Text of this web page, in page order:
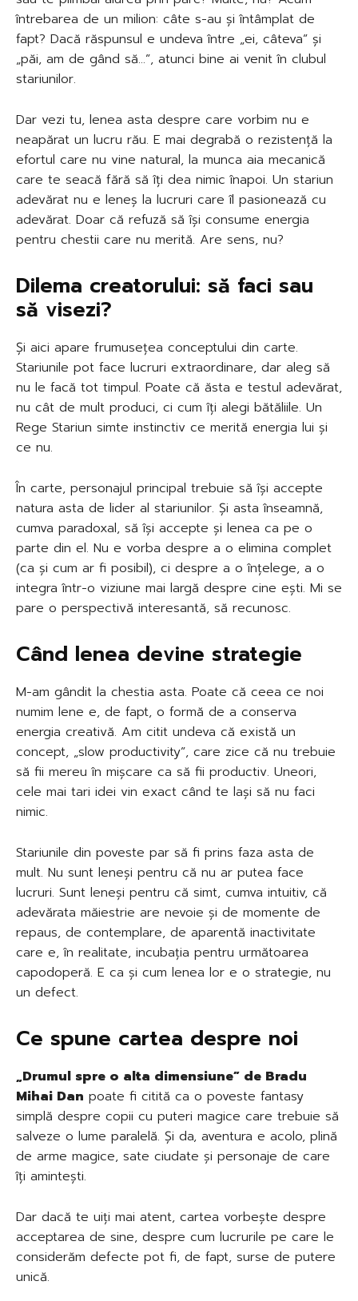
întrebarea de un milion: câte s-au și întâmplat de
fapt? Dacă răspunsul e undeva între „ei, câteva” și
„păi, am de gând să…”, atunci bine ai venit în clubul
stariunilor.
Dar vezi tu, lenea asta despre care vorbim nu e
neapărat un lucru rău. E mai degrabă o rezistență la
efortul care nu vine natural, la munca aia mecanică
care te seacă fără să îți dea nimic înapoi. Un stariun
adevărat nu e leneș la lucruri care îl pasionează cu
adevărat. Doar că refuză să își consume energia
pentru chestii care nu merită. Are sens, nu?
Dilema creatorului: să faci sau
să visezi?
Și aici apare frumusețea conceptului din carte.
Stariunile pot face lucruri extraordinare, dar aleg să
nu le facă tot timpul. Poate că ăsta e testul adevărat,
nu cât de mult produci, ci cum îți alegi bătăliile. Un
Rege Stariun simte instinctiv ce merită energia lui și
ce nu.
În carte, personajul principal trebuie să își accepte
natura asta de lider al stariunilor. Și asta înseamnă,
cumva paradoxal, să își accepte și lenea ca pe o
parte din el. Nu e vorba despre a o elimina complet
(ca și cum ar fi posibil), ci despre a o înțelege, a o
integra într-o viziune mai largă despre cine ești. Mi se
pare o perspectivă interesantă, să recunosc.
Când lenea devine strategie
M-am gândit la chestia asta. Poate că ceea ce noi
numim lene e, de fapt, o formă de a conserva
energia creativă. Am citit undeva că există un
concept, „slow productivity”, care zice că nu trebuie
să fii mereu în mișcare ca să fii productiv. Uneori,
cele mai tari idei vin exact când te lași să nu faci
nimic.
Stariunile din poveste par să fi prins faza asta de
mult. Nu sunt leneși pentru că nu ar putea face
lucruri. Sunt leneși pentru că simt, cumva intuitiv, că
adevărata măiestrie are nevoie și de momente de
repaus, de contemplare, de aparentă inactivitate
care e, în realitate, incubația pentru următoarea
capodoperă. E ca și cum lenea lor e o strategie, nu
un defect.
Ce spune cartea despre noi
„Drumul spre o alta dimensiune” de Bradu
Mihai Dan poate fi citită ca o poveste fantasy
simplă despre copii cu puteri magice care trebuie să
salveze o lume paralelă. Și da, aventura e acolo, plină
de arme magice, sate ciudate și personaje de care
îți amintești.
Dar dacă te uiți mai atent, cartea vorbește despre
acceptarea de sine, despre cum lucrurile pe care le
considerăm defecte pot fi, de fapt, surse de putere
unică.